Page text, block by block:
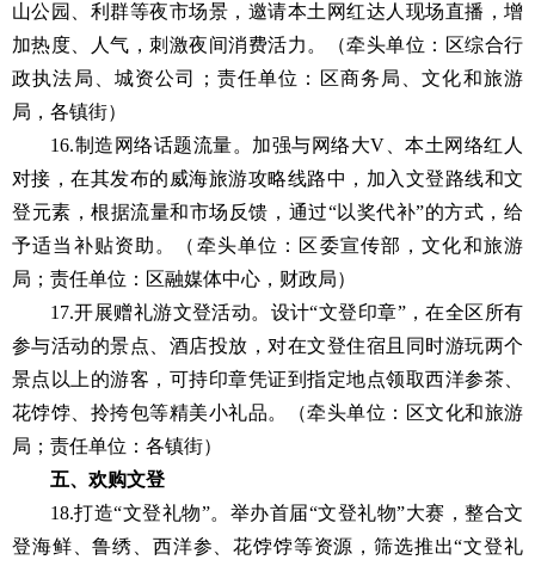
山公园、利群等夜市场景，邀请本土网红达人现场直播，增
加热度、人气，刺激夜间消费活力。（牵头单位：区综合行
政执法局、城资公司；责任单位：区商务局、文化和旅游
局，各镇街）
16.制造网络话题流量。加强与网络大V、本土网络红人
对接，在其发布的威海旅游攻略线路中，加入文登路线和文
登元素，根据流量和市场反馈，通过“以奖代补”的方式，给
予适当补贴资助。（牵头单位：区委宣传部，文化和旅游
局；责任单位：区融媒体中心，财政局）
17.开展赠礼游文登活动。设计“文登印章”，在全区所有
参与活动的景点、酒店投放，对在文登住宿且同时游玩两个
景点以上的游客，可持印章凭证到指定地点领取西洋参茶、
花饽饽、拎挎包等精美小礼品。（牵头单位：区文化和旅游
局；责任单位：各镇街）
五、欢购文登
18.打造“文登礼物”。举办首届“文登礼物”大赛，整合文
登海鲜、鲁绣、西洋参、花饽饽等资源，筛选推出“文登礼